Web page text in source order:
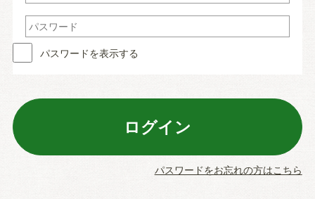
パスワードを表示する
パスワードをお忘れの方はこちら